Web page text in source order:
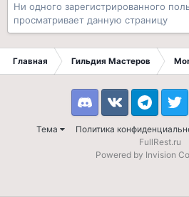
Ни одного зарегистрированного
просматривает данную страницу
Главная Гильдия Мастеров
Тема Политика
DiscordVK Telegram
FullRest.ru
Powered by Invision